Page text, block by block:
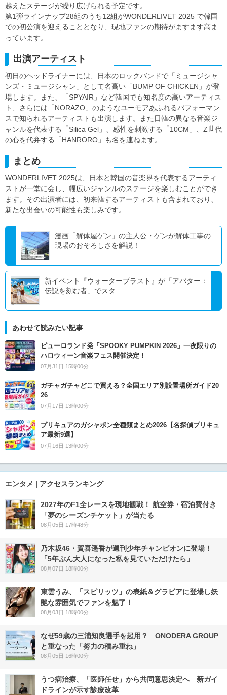
越えたステージが繰り広げられる予定です。
第1弾ラインナップ28組のうち12組がWONDERLIVET 2025 で韓国
での初公演を迎えることとなり、現地ファンの期待がますます高ま
っています。
出演アーティスト
初日のヘッドライナーには、日本のロックバンドで「ミュージシャ
ンズ・ミュージシャン」として名高い「BUMP OF CHICKEN」が登
場します。また、「SPYAIR」など韓国でも知名度の高いアーティス
ト、さらには「NORAZO」のようなユーモアあふれるパフォーマン
スで知られるアーティストも出演します。また日韓の異なる音楽ジ
ャンルを代表する「Silica Gel」、感性を刺激する「10CM」、Z世代
の心を代弁する「HANRORO」も名を連ねます。
まとめ
WONDERLIVET 2025は、日本と韓国の音楽界を代表するアーティ
ストが一堂に会し、幅広いジャンルのステージを楽しむことができ
ます。その出演者には、初来韓するアーティストも含まれており、
新たな出会いの可能性も楽しみです。
漫画「解体屋ゲン」の主人公・ゲンが解体工事の
現場のおそろしさを解説！
新イベント『ウォーターブラスト』が「アバター：
伝説を刻む者」でスタ...
あわせて読みたい記事
ピューロランド発「SPOOKY PUMPKIN 2026」一夜限りの
ハロウィーン音楽フェス開催決定！
07月31日 15時00分
ガチャガチャどこで買える？全国エリア別設置場所ガイド20
26
07月17日 13時00分
プリキュアのガシャポン全種類まとめ2026【名探偵プリキュ
ア最新9選】
07月16日 13時00分
エンタメ | アクセスランキング
2027年のF1全レースを現地観戦！ 航空券・宿泊費付き
「夢のシーズンチケット」が当たる
08月05日 17時48分
乃木坂46・賀喜遥香が週刊少年チャンピオンに登場！
「5年ぶん大人になった私を見ていただけたら」
08月07日 18時00分
東雲うみ、「スピリッツ」の表紙＆グラビアに登場し妖
艶な雰囲気でファンを魅了！
08月03日 18時00分
なぜ59歳の三浦知良選手を起用？ ONODERA GROUP
と重なった「努力の積み重ね」
08月05日 16時00分
うつ病治療、「医師任せ」から共同意思決定へ 新ガイ
ドラインが示す診療改革